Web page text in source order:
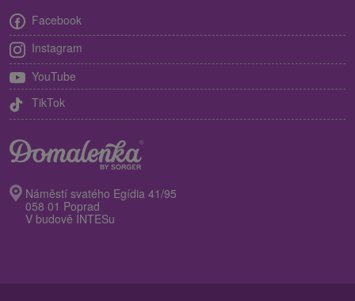
Facebook
Instagram
YouTube
TikTok
Náměstí svatého Egídia 41/95
058 01 Poprad
V budově INTESu